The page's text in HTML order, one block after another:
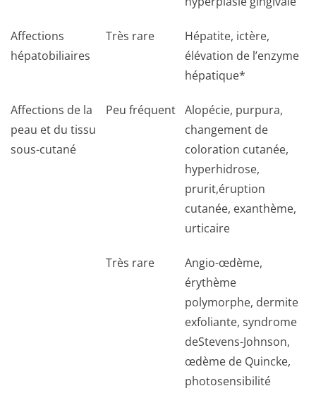
Affections
hépatobiliaires
Très rare
Hépatite, ictère,
élévation de l’enzyme
hépatique*
Affections de la
peau et du tissu
sous-cutané
Peu fréquent Alopécie, purpura,
changement de
coloration cutanée,
hyperhidrose,
prurit,éruption
cutanée, exanthème,
urticaire
Très rare
Angio-œdème,
érythème
polymorphe, dermite
exfoliante, syndrome
deStevens-Johnson,
œdème de Quincke,
photosensibilité